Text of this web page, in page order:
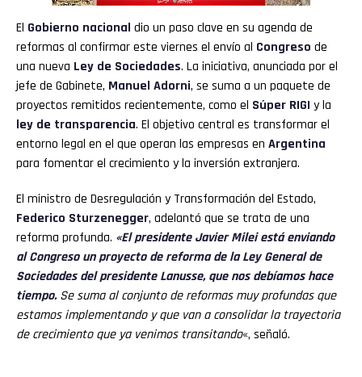
El Gobierno nacional dio un paso clave en su agenda de
reformas al confirmar este viernes el envío al Congreso de
una nueva Ley de Sociedades. La iniciativa, anunciada por el
jefe de Gabinete, Manuel Adorni, se suma a un paquete de
proyectos remitidos recientemente, como el Súper RIGI y la
ley de transparencia. El objetivo central es transformar el
entorno legal en el que operan las empresas en Argentina
para fomentar el crecimiento y la inversión extranjera.
El ministro de Desregulación y Transformación del Estado,
Federico Sturzenegger, adelantó que se trata de una
reforma profunda. «El presidente Javier Milei está enviando
al Congreso un proyecto de reforma de la Ley General de
Sociedades del presidente Lanusse, que nos debíamos hace
tiempo.Se suma al conjunto de reformas muy profundas que
estamos implementando y que van a consolidar la trayectoria
de crecimiento que ya venimos transitando«, señaló.